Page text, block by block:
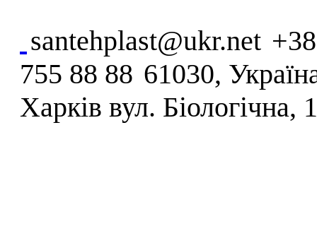
santehplast@ukr.net
755 88 88 61030,
Харків вул. Біологічна,